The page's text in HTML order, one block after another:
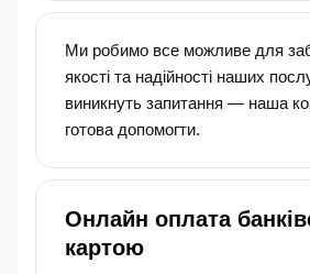
Ми робимо все можливе для
якості та надійності наших
виникнуть запитання — наша
готова допомогти.
Онлайн оплата
картою